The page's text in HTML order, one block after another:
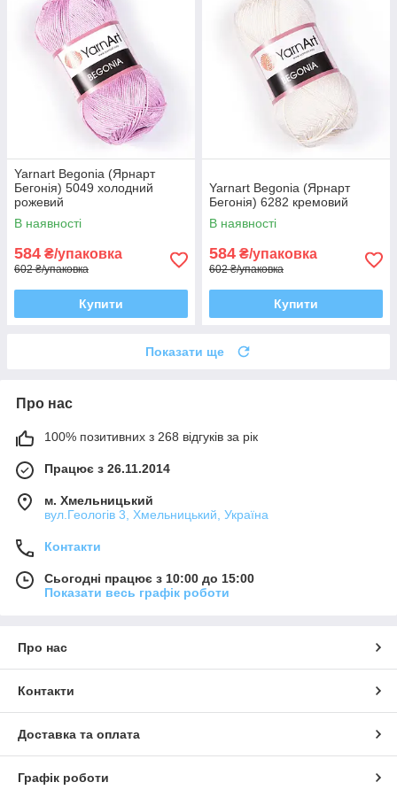
Yarnart Begonia (Ярнарт
Бегонія) 5049 холодний
рожевий
В наявності
584 ₴/упаковка
602 ₴/упаковка
Купити
Yarnart Begonia (Ярнарт
Бегонія) 6282 кремовий
В наявності
584 ₴/упаковка
602 ₴/упаковка
Купити
Показати ще
Про нас
100% позитивних з 268 відгуків за рік
Працює з 26.11.2014
м. Хмельницький
вул.Геологів 3, Хмельницький, Україна
Контакти
Сьогодні працює з 10:00 до 15:00
Показати весь графік роботи
Про нас
Контакти
Доставка та оплата
Графік роботи